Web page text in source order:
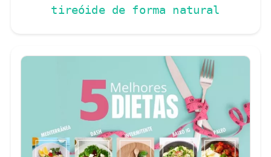
tireóide de forma natural